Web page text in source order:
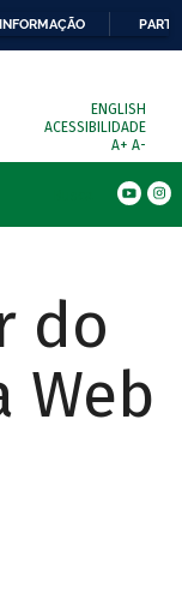
ENGLISH
ACESSIBILIDADE
A+ A-
do
Web